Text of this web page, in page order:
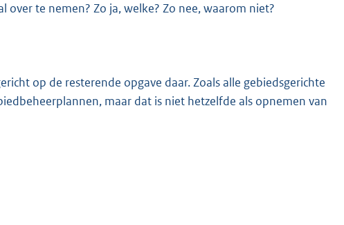
te nemen? Zo ja, welke? Zo nee, waarom niet?
op de resterende opgave daar. Zoals alle gebiedsgerichte
maar dat is niet hetzelfde als opnemen van